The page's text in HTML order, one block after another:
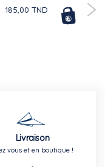
185,00 TND
Livraison
vous et en boutique !